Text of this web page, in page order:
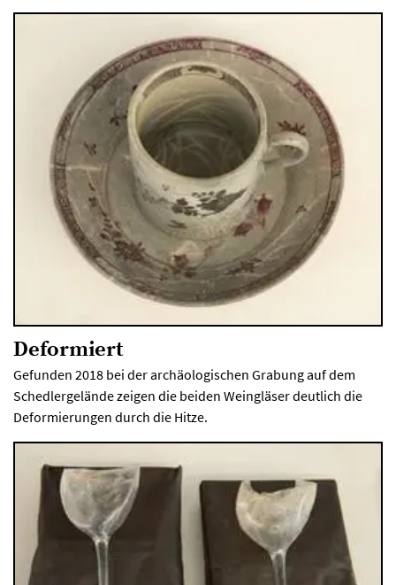
Deformiert
Gefunden 2018 bei der archäologischen Grabung auf dem
Schedlergelände zeigen die beiden Weingläser deutlich die
Deformierungen durch die Hitze.